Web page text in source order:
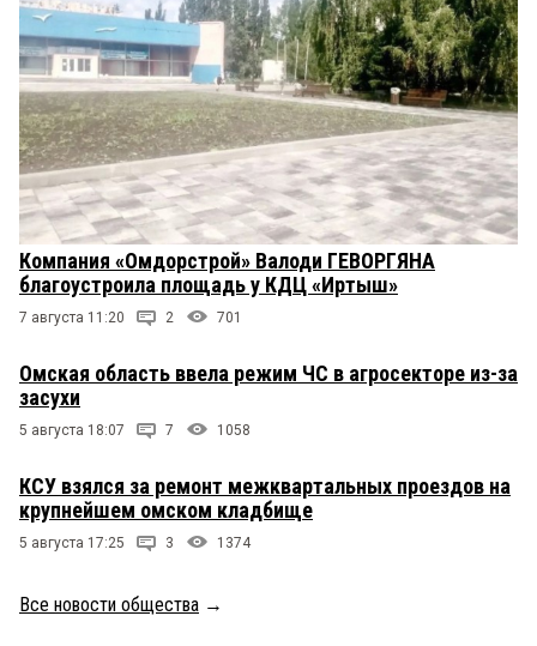
Компания «Омдорстрой» Валоди ГЕВОРГЯНА
благоустроила площадь у КДЦ «Иртыш»
7 августа 11:20 2 701
Омская область ввела режим ЧС в агросекторе из-за
засухи
5 августа 18:07 7 1058
КСУ взялся за ремонт межквартальных проездов на
крупнейшем омском кладбище
5 августа 17:25 3 1374
Все новости общества →